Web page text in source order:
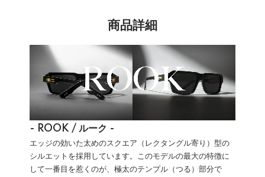
商品詳細
- ROOK / ルーク -
エッジの効いた太めのスクエア（レクタングル寄り）型の
シルエットを採用しています。このモデルの最大の特徴に
して一番目を惹くのが、極太のテンプル（つる）部分で